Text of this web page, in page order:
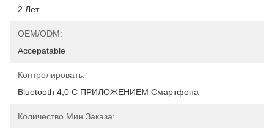
2 Лет
OEM/ODM:
Accepatable
Контролировать:
Bluetooth 4,0 С ПРИЛОЖЕНИЕМ Смартфона
Количество Мин Заказа: